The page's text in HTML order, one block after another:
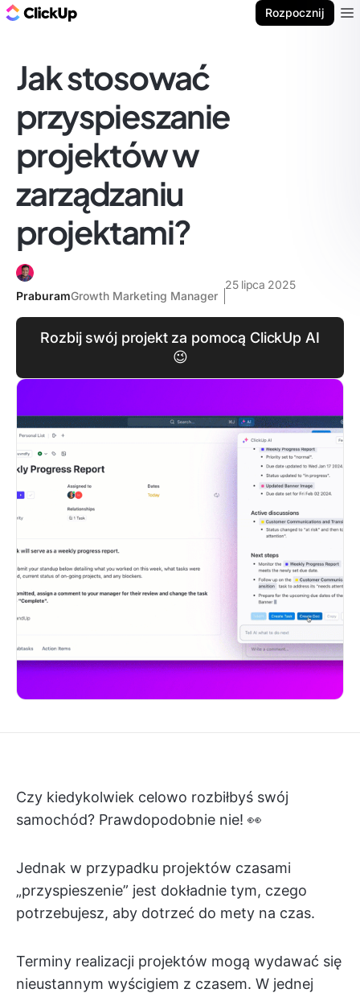
Rozpocznij
Jak stosować
przyspieszanie
projektów w
zarządzaniu
projektami?
PraburamGrowth Marketing Manager
25 lipca 2025
Rozbij swój projekt za pomocą ClickUp AI
😉
Czy kiedykolwiek celowo rozbiłbyś swój
samochód? Prawdopodobnie nie! 👀
Jednak w przypadku projektów czasami
„przyspieszenie” jest dokładnie tym, czego
potrzebujesz, aby dotrzeć do mety na czas.
Terminy realizacji projektów mogą wydawać się
nieustannym wyścigiem z czasem. W jednej